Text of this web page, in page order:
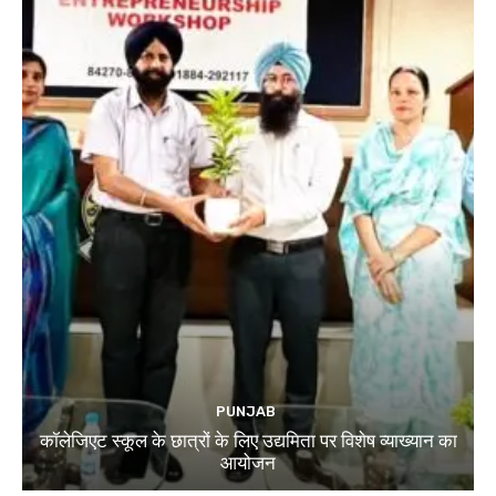
PUNJAB
कॉलेजिएट स्कूल के छात्रों के लिए उद्यमिता पर विशेष व्याख्यान का
आयोजन